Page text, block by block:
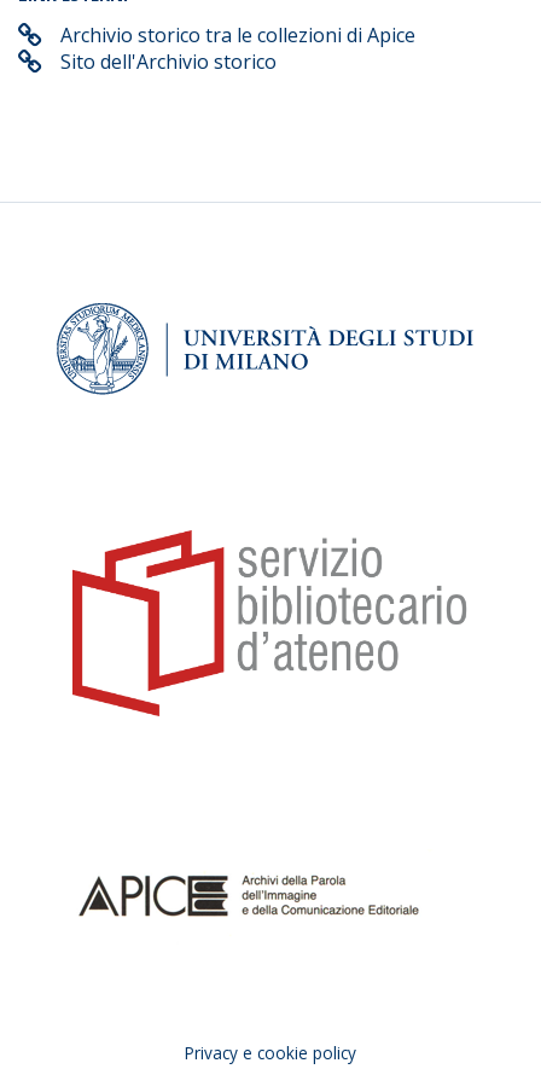
Archivio storico tra le collezioni di Apice
Sito dell'Archivio storico
Privacy e cookie policy